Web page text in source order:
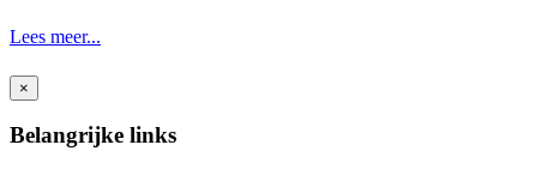
Lees meer...
×
Belangrijke links